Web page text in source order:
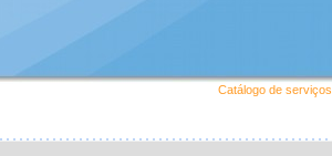
Catálogo de serviços